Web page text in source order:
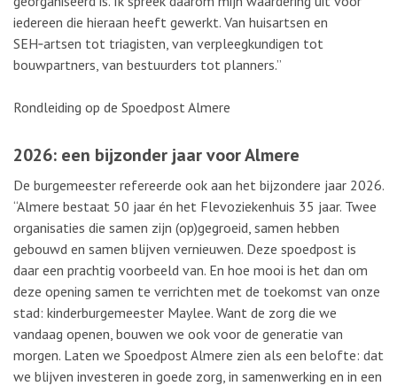
iedereen die hieraan heeft gewerkt. Van huisartsen en
SEH‑artsen tot triagisten, van verpleegkundigen tot
bouwpartners, van bestuurders tot planners.”
Rondleiding op de Spoedpost Almere
2026: een bijzonder jaar voor Almere
De burgemeester refereerde ook aan het bijzondere jaar 2026.
“Almere bestaat 50 jaar én het Flevoziekenhuis 35 jaar. Twee
organisaties die samen zijn (op)gegroeid, samen hebben
gebouwd en samen blijven vernieuwen. Deze spoedpost is
daar een prachtig voorbeeld van. En hoe mooi is het dan om
deze opening samen te verrichten met de toekomst van onze
stad: kinderburgemeester Maylee. Want de zorg die we
vandaag openen, bouwen we ook voor de generatie van
morgen. Laten we Spoedpost Almere zien als een belofte: dat
we blijven investeren in goede zorg, in samenwerking en in een